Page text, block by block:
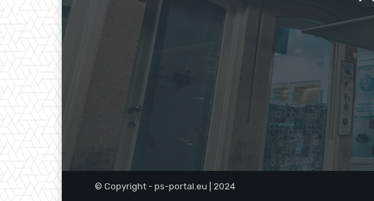
© Copyright - ps-portal.eu | 2024